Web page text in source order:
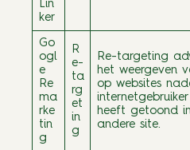
Lin
ker
Go
ogl
e
Re
ma
rke
tin
g
R
e-
ta
rg
et
in
g
Re-targeting
het weergeven
op websites
heeft getoond
andere site.